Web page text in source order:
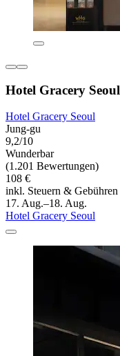
Hotel Gracery Seoul
Hotel Gracery Seoul
Jung-gu
9,2/10
Wunderbar
(1.201 Bewertungen)
108 €
inkl. Steuern & Gebühren
17. Aug.–18. Aug.
Hotel Gracery Seoul